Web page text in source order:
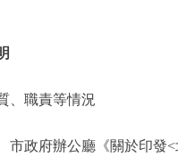
職責等情況
政府辦公廳《關於印發<